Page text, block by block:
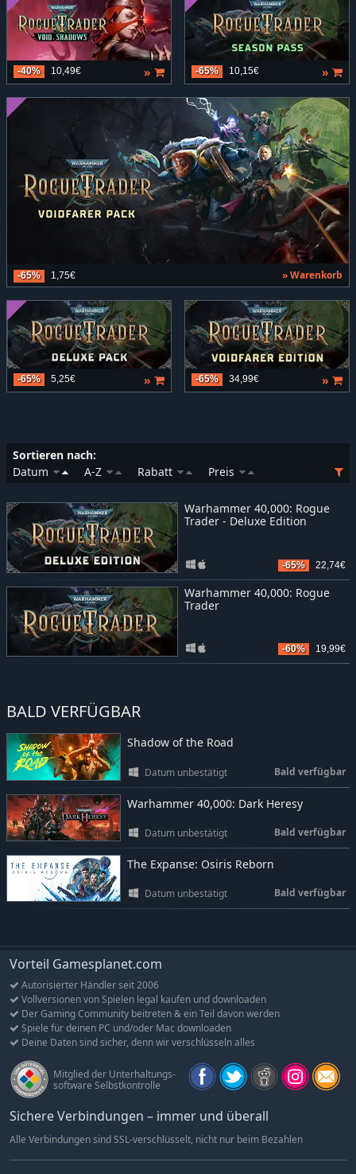
-40% 10,49€ » -65% 10,15€ »
-65% 1,75€ » Warenkorb
-65% 5,25€ » -65% 34,99€ »
Sortieren nach:
Datum
A-Z Rabatt Preis
Warhammer 40,000: Rogue
Trader - Deluxe Edition
-65% 22,74€
Warhammer 40,000: Rogue
Trader
-60% 19,99€
BALD VERFÜGBAR
Shadow of the Road
Datum unbestätigt Bald verfügbar
Warhammer 40,000: Dark Heresy
Datum unbestätigt Bald verfügbar
The Expanse: Osiris Reborn
Datum unbestätigt Bald verfügbar
Vorteil Gamesplanet.com
Autorisierter Händler seit 2006
Vollversionen von Spielen legal kaufen und downloaden
Der Gaming Community beitreten & ein Teil davon werden
Spiele für deinen PC und/oder Mac downloaden
Deine Daten sind sicher, denn wir verschlüsseln alles
Mitglied der Unterhaltungs-
software Selbstkontrolle
Sichere Verbindungen – immer und überall
Alle Verbindungen sind SSL-verschlüsselt, nicht nur beim Bezahlen